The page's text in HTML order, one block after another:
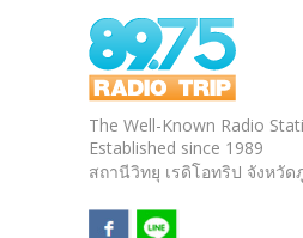
The Well-Known Radio
Established since 1989
สถานีวิทยุ เรดิโอทริป จังหวัด